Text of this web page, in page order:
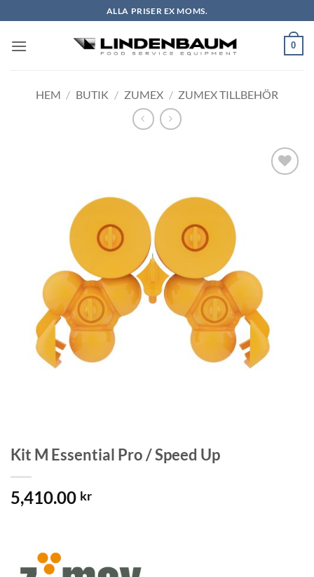
to
content
ALLA PRISER EX MOMS.
0
HEM / BUTIK / ZUMEX / ZUMEX TILLBEHÖR
Kit M Essential Pro / Speed Up
5,410.00 kr